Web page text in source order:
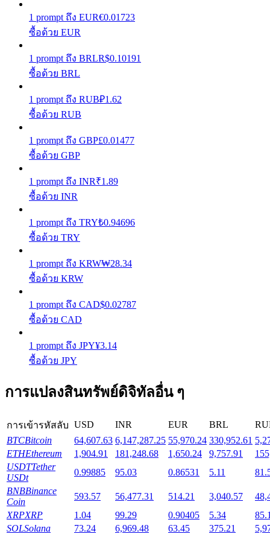
รับรางวัลการแข่งขันทุกวัน
การปักหลัก
ผลตอบแทนสูงและเข้าถึงได้ทันที
Launchpool
การเซ้งแบบยืดหยุ่นเพื่อรับโทเคนยอดนิยม
การล็อค BTR
การลงทุนพิเศษสำหรับผู้ถือ BTR
1 prompt ถึง EUR€0.01723
ซื้อด้วย EUR
1 prompt ถึง BRLR$0.10191
ซื้อด้วย BRL
1 prompt ถึง RUB₽1.62
ซื้อด้วย RUB
1 prompt ถึง GBP£0.01477
ซื้อด้วย GBP
1 prompt ถึง INR₹1.89
ซื้อด้วย INR
1 prompt ถึง TRY₺0.94696
ซื้อด้วย TRY
1 prompt ถึง KRW₩28.34
ซื้อด้วย KRW
1 prompt ถึง CAD$0.02787
ซื้อด้วย CAD
1 prompt ถึง JPY¥3.14
ซื้อด้วย JPY
การแปลงสินทรัพย์ดิจิทัลอื่น ๆ
การเข้ารหัสลับ USD INR EUR BRL
BTCBitcoin 64,607.63 6,147,287.25 55,970.24 330,952.61
ETHEthereum 1,904.91 181,248.68 1,650.24 9,757.91
USDTTether
USDt
0.99885 95.03 0.86531 5.11
BNBBinance
Coin
593.57 56,477.31 514.21 3,040.57
XRPXRP 1.04 99.29 0.90405 5.34
SOLSolana 73.24 6,969.48 63.45 375.21